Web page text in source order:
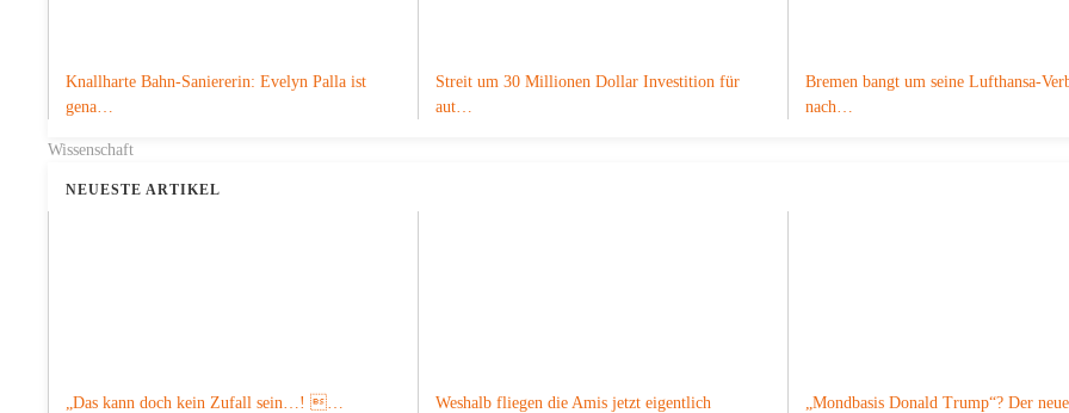
Knallharte Bahn-Saniererin: Evelyn Palla ist
gena…
Streit um 30 Millionen Dollar Investition für
aut…
Bremen bangt um seine Lufthansa-
nach…
Wissenschaft
NEUESTE ARTIKEL
„Das kann doch kein Zufall sein…! …
Weshalb fliegen die Amis jetzt eigentlich
„Mondbasis Donald Trump“? Der